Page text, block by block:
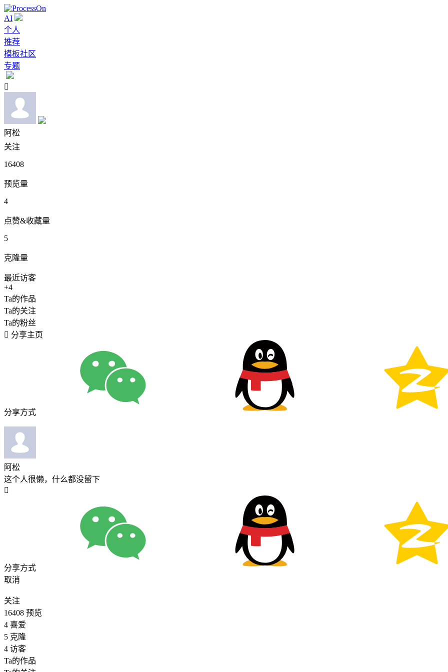
AI
个人
推荐
模板社区
专题

阿松
关注
16408
预览量
4
点赞&收藏量
5
克隆量
最近访客
+4
Ta的作品
Ta的关注
Ta的粉丝
 分享主页
分享方式
阿松
这个人很懒，什么都没留下

分享方式
取消
关注
16408 预览
4 喜爱
5 克隆
4 访客
Ta的作品